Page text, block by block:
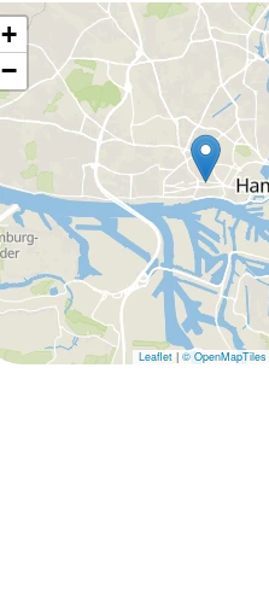
+
−
Leaflet | © OpenMapTiles